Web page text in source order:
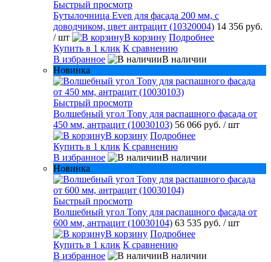
Быстрый просмотр
Бутылочница Even для фасада 200 мм, с
доводчиком, цвет антрацит (10320004) 14 356 руб.
/ шт
В корзину Подробнее
Купить в 1 клик К сравнению
В избранное
В наличии
Новинка
Быстрый просмотр
Волшебный угол Tony для распашного фасада от
450 мм, антрацит (10030103) 56 066 руб. / шт
В корзину Подробнее
Купить в 1 клик К сравнению
В избранное
В наличии
Новинка
Быстрый просмотр
Волшебный угол Tony для распашного фасада от
600 мм, антрацит (10030104) 63 535 руб. / шт
В корзину Подробнее
Купить в 1 клик К сравнению
В избранное
В наличии